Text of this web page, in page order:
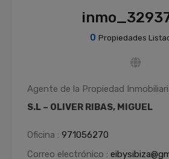
0 Propiedades
Agente de la Propiedad
S.L – OLIVER RIBAS, MIGUEL
Oficina : 971056270
Correo electrónico :